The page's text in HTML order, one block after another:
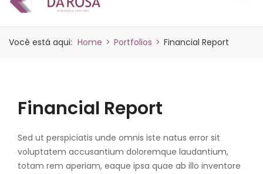
Você está aqui: Home > Portfolios > Financial Report
Financial Report
Sed ut perspiciatis unde omnis iste natus error sit
voluptatem accusantium doloremque laudantium,
totam rem aperiam, eaque ipsa quae ab illo inventore